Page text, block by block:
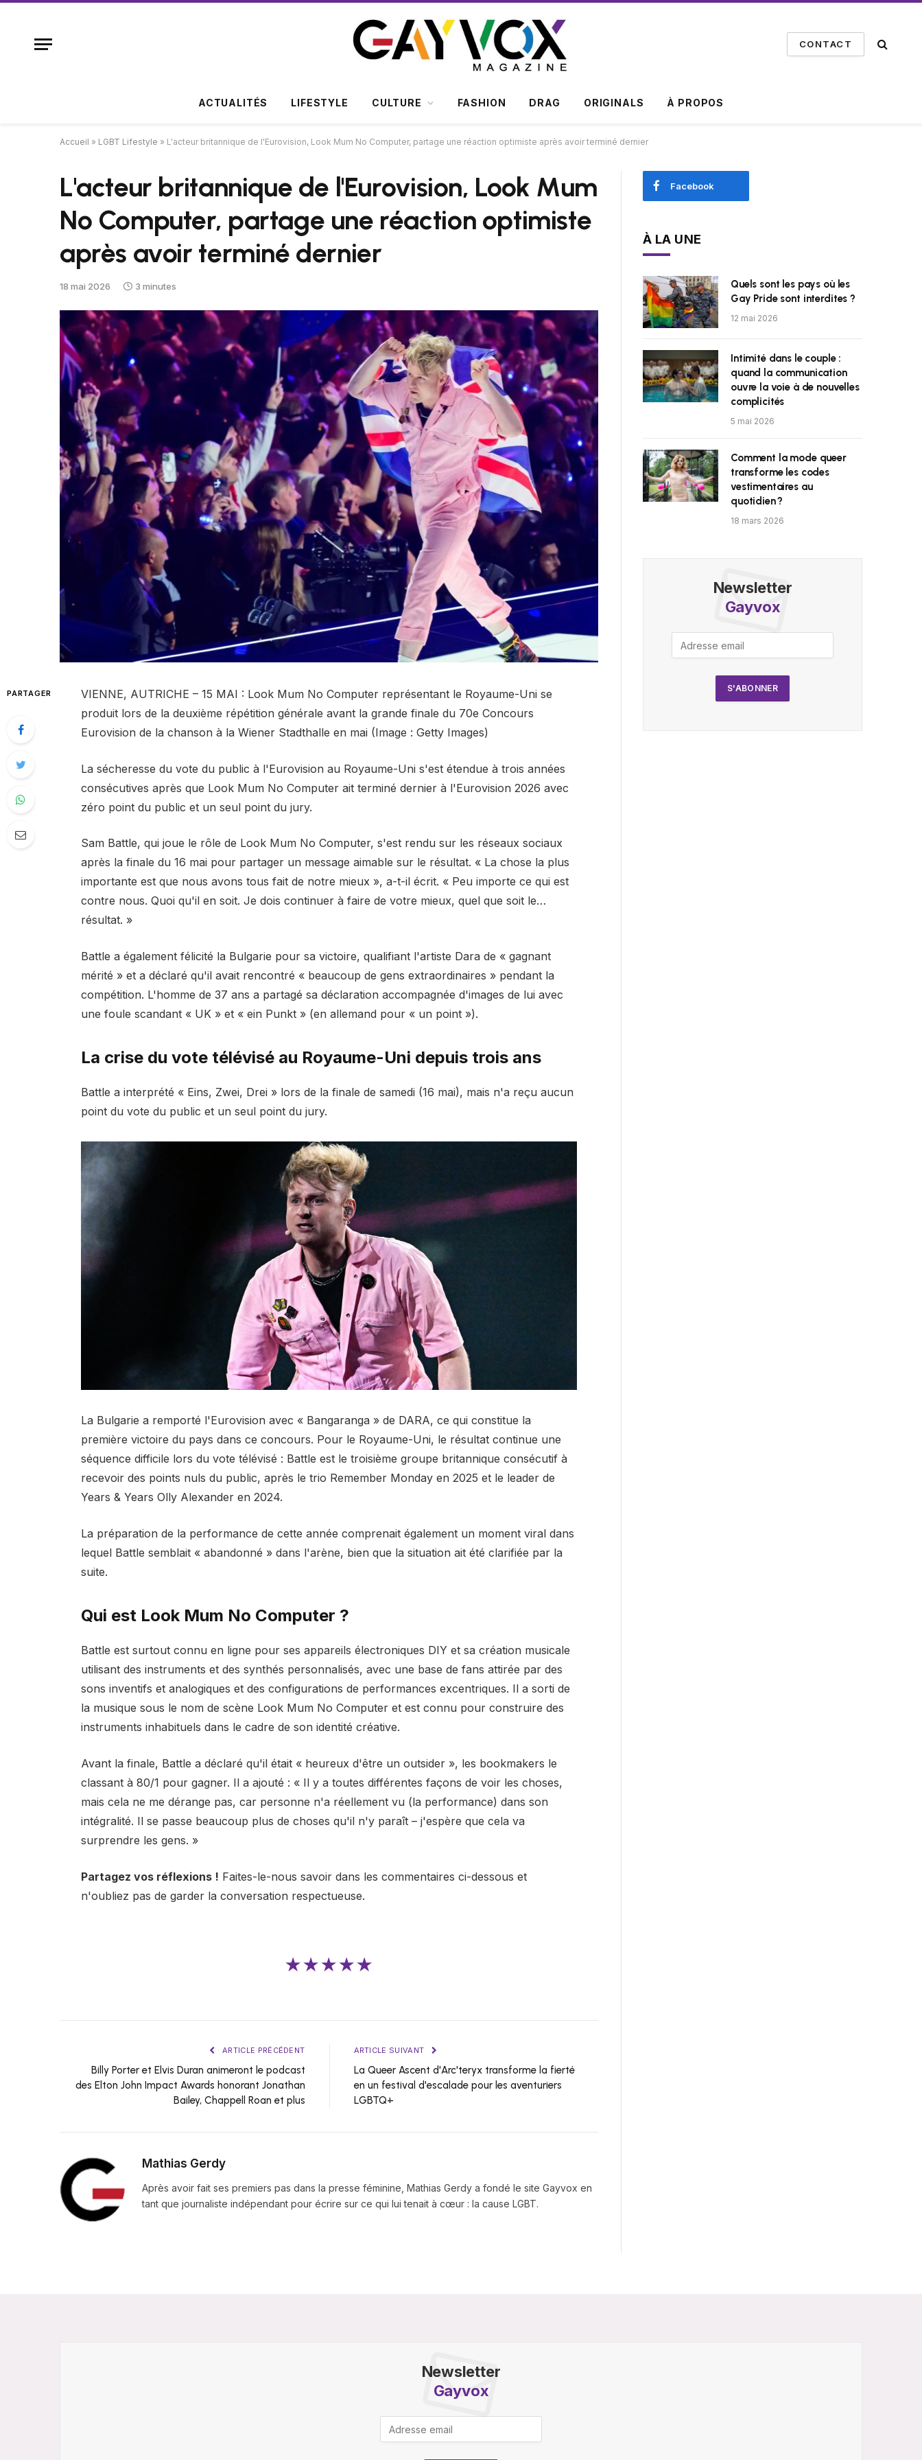
CONTACT
ACTUALITÉS LIFESTYLE CULTURE FASHION DRAG ORIGINALS À PROPOS
Accueil » LGBT Lifestyle » L'acteur britannique de l'Eurovision, Look Mum No Computer, partage une réaction optimiste après avoir terminé dernier
L'acteur britannique de l'Eurovision, Look Mum
No Computer, partage une réaction optimiste
après avoir terminé dernier
18 mai 2026 3 minutes
PARTAGER
VIENNE, AUTRICHE – 15 MAI : Look Mum No Computer représentant le Royaume-Uni se
produit lors de la deuxième répétition générale avant la grande finale du 70e Concours
Eurovision de la chanson à la Wiener Stadthalle en mai (Image : Getty Images)
La sécheresse du vote du public à l'Eurovision au Royaume-Uni s'est étendue à trois années
consécutives après que Look Mum No Computer ait terminé dernier à l'Eurovision 2026 avec
zéro point du public et un seul point du jury.
Sam Battle, qui joue le rôle de Look Mum No Computer, s'est rendu sur les réseaux sociaux
après la finale du 16 mai pour partager un message aimable sur le résultat. « La chose la plus
importante est que nous avons tous fait de notre mieux », a-t-il écrit. « Peu importe ce qui est
contre nous. Quoi qu'il en soit. Je dois continuer à faire de votre mieux, quel que soit le…
résultat. »
Battle a également félicité la Bulgarie pour sa victoire, qualifiant l'artiste Dara de « gagnant
mérité » et a déclaré qu'il avait rencontré « beaucoup de gens extraordinaires » pendant la
compétition. L'homme de 37 ans a partagé sa déclaration accompagnée d'images de lui avec
une foule scandant « UK » et « ein Punkt » (en allemand pour « un point »).
La crise du vote télévisé au Royaume-Uni depuis trois ans
Battle a interprété « Eins, Zwei, Drei » lors de la finale de samedi (16 mai), mais n'a reçu aucun
point du vote du public et un seul point du jury.
La Bulgarie a remporté l'Eurovision avec « Bangaranga » de DARA, ce qui constitue la
première victoire du pays dans ce concours. Pour le Royaume-Uni, le résultat continue une
séquence difficile lors du vote télévisé : Battle est le troisième groupe britannique consécutif à
recevoir des points nuls du public, après le trio Remember Monday en 2025 et le leader de
Years & Years Olly Alexander en 2024.
La préparation de la performance de cette année comprenait également un moment viral dans
lequel Battle semblait « abandonné » dans l'arène, bien que la situation ait été clarifiée par la
suite.
Qui est Look Mum No Computer ?
Battle est surtout connu en ligne pour ses appareils électroniques DIY et sa création musicale
utilisant des instruments et des synthés personnalisés, avec une base de fans attirée par des
sons inventifs et analogiques et des configurations de performances excentriques. Il a sorti de
la musique sous le nom de scène Look Mum No Computer et est connu pour construire des
instruments inhabituels dans le cadre de son identité créative.
Avant la finale, Battle a déclaré qu'il était « heureux d'être un outsider », les bookmakers le
classant à 80/1 pour gagner. Il a ajouté : « Il y a toutes différentes façons de voir les choses,
mais cela ne me dérange pas, car personne n'a réellement vu (la performance) dans son
intégralité. Il se passe beaucoup plus de choses qu'il n'y paraît – j'espère que cela va
surprendre les gens. »
Partagez vos réflexions ! Faites-le-nous savoir dans les commentaires ci-dessous et
n'oubliez pas de garder la conversation respectueuse.
★★★★★
ARTICLE PRÉCÉDENT
Billy Porter et Elvis Duran animeront le podcast
des Elton John Impact Awards honorant Jonathan
Bailey, Chappell Roan et plus
ARTICLE SUIVANT
La Queer Ascent d'Arc'teryx transforme la fierté
en un festival d'escalade pour les aventuriers
LGBTQ+
Mathias Gerdy
Après avoir fait ses premiers pas dans la presse féminine, Mathias Gerdy a fondé le site Gayvox en
tant que journaliste indépendant pour écrire sur ce qui lui tenait à cœur : la cause LGBT.
Facebook
À LA UNE
Quels sont les pays où les
Gay Pride sont interdites ?
12 mai 2026
Intimité dans le couple :
quand la communication
ouvre la voie à de nouvelles
complicités
5 mai 2026
Comment la mode queer
transforme les codes
vestimentaires au
quotidien ?
18 mars 2026
Newsletter
Gayvox
Newsletter
Gayvox